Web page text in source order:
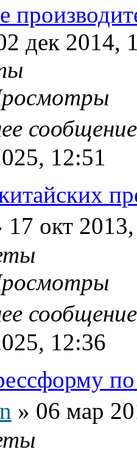
дек 2014,
12:51
17 окт
12:36
» 06 мар